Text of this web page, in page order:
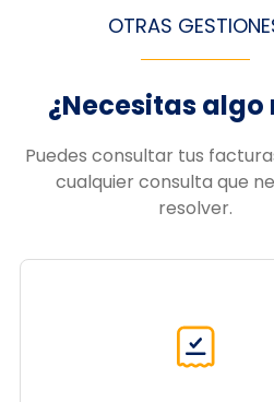
OTRAS
¿Necesitas algo
Puedes consultar tus
cualquier consulta que
resolver.